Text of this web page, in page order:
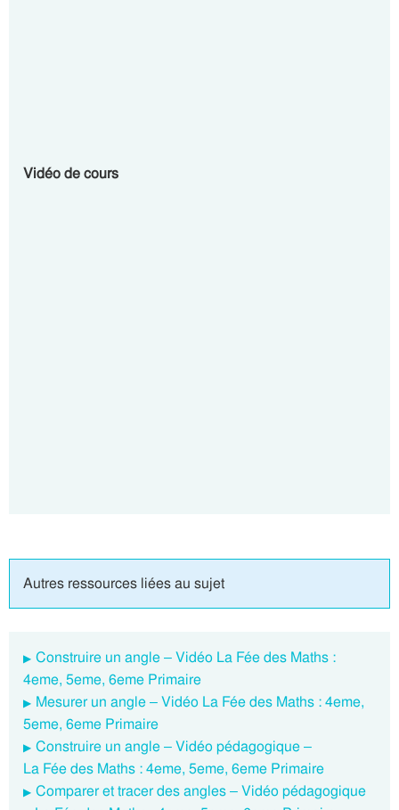
Vidéo de cours
Autres ressources liées au sujet
Construire un angle – Vidéo La Fée des Maths :
4eme, 5eme, 6eme Primaire
Mesurer un angle – Vidéo La Fée des Maths : 4eme,
5eme, 6eme Primaire
Construire un angle – Vidéo pédagogique –
La Fée des Maths : 4eme, 5eme, 6eme Primaire
Comparer et tracer des angles – Vidéo pédagogique